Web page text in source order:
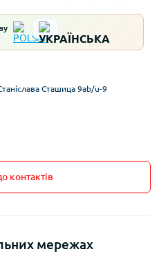
Сташица 9ab/u-9
контактів
мережах